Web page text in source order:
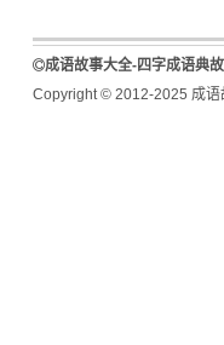
成语故事大全-四字成语典
Copyright © 2012-2025 成语